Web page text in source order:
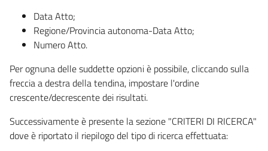
Data Atto;
Regione/Provincia autonoma-Data Atto;
Numero Atto.
Per ognuna delle suddette opzioni è possibile, cliccando sulla
freccia a destra della tendina, impostare l'ordine
crescente/decrescente dei risultati.
Successivamente è presente la sezione "CRITERI DI RICERCA"
dove è riportato il riepilogo del tipo di ricerca effettuata: